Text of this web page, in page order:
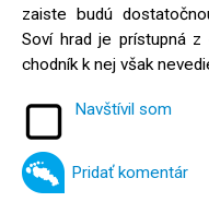
zaiste budú
Soví hrad je prístupná z
chodník k nej však
Navštívil som
Pridať komentár